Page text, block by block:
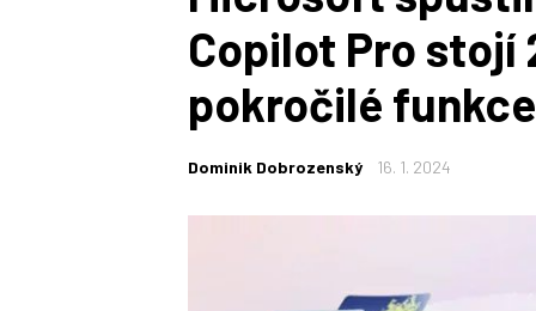
Copilot Pro stojí
pokročilé
Dominik Dobrozenský 16. 1. 2024